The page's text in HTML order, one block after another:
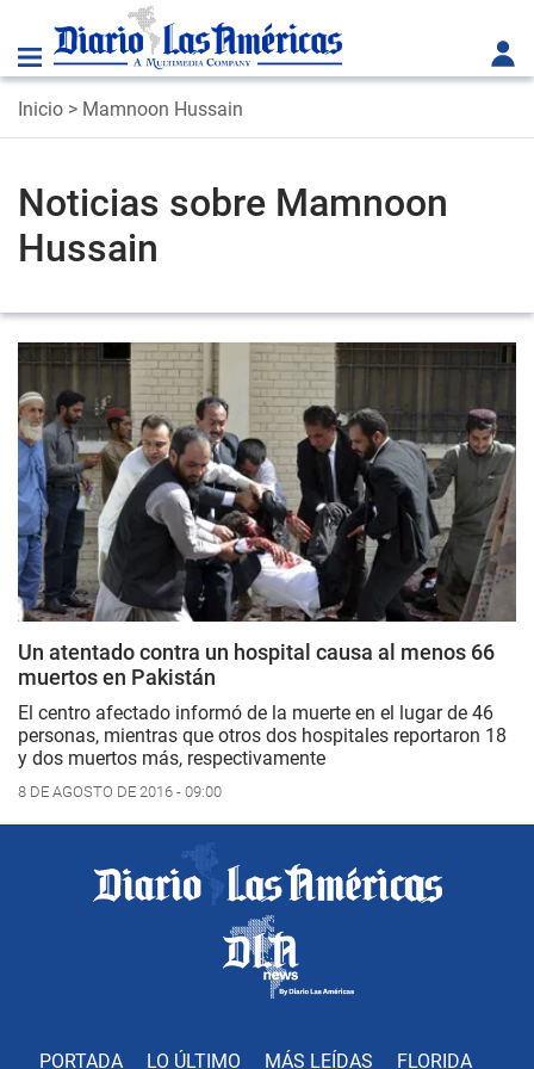
Inicio > Mamnoon Hussain
Noticias sobre Mamnoon
Hussain
Un atentado contra un hospital causa al menos 66
muertos en Pakistán
El centro afectado informó de la muerte en el lugar de 46
personas, mientras que otros dos hospitales reportaron 18
y dos muertos más, respectivamente
8 DE AGOSTO DE 2016 - 09:00
PORTADA LO ÚLTIMO MÁS LEÍDAS FLORIDA